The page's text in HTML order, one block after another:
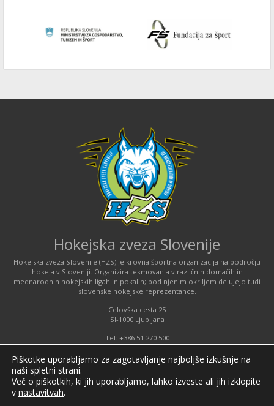
Hokejska zveza Slovenije
Hokejska zveza Slovenije (HZS) je krovna športna organizacija na področju
hokeja v Sloveniji. Organizira tekmovanja v različnih domačih in
mednarodnih hokejskih ligah in pokalih; pod njenim okriljem delujejo tudi
slovenske hokejske reprezentance.
Celovška cesta 25
SI-1000 Ljubljana
Tel: +386 51 270 500
E-mail:hzs@hokejska-zveza.si
Informacije o uporabi spletnih piškotkov
Piškotke uporabljamo za zagotavljanje najboljše izkušnje na
naši spletni strani.
Več o piškotkih, ki jih uporabljamo, lahko izveste ali jih izklopite
v nastavitvah.